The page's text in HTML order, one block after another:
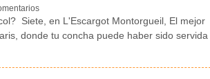
Siete, en L'Escargot Montorgueil, El mejor
donde tu concha puede haber sido servida